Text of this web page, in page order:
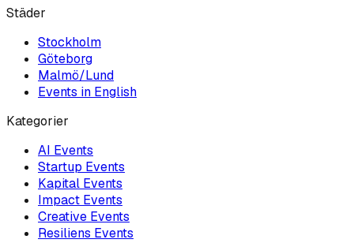
Städer
Stockholm
Göteborg
Malmö/Lund
Events in English
Kategorier
AI Events
Startup Events
Kapital Events
Impact Events
Creative Events
Resiliens Events